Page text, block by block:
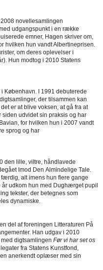
novellesamlingen
udgangspunkt i en række
emner, Hagen skriver om,
hvilken hun vandt Albertineprisen.
om deres oplevelser i
Hun modtog i 2010 Statens
København. I 1991 debuterede
der tilsammen kan
er at blive voksen, at gå fra at
udvidet sin praksis og har
for hvilken hun i 2007 vandt
sprog og har
den lille, viltre, håndlavede
Imod Den Almindelige Tale.
alt imens hun flere gange
udkom hun med Dughærget pupil
tekster, der betegnes som
dynamiske.
del af foreningen Litteraturen På
Han udgav i 2010
digtsamlingen Før vi har set os
fra Statens Kunstfond,
anerkendt oplæser med sin